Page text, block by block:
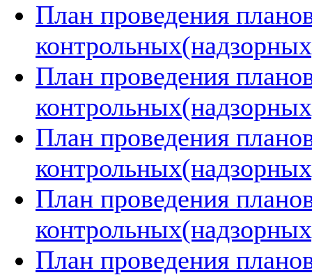
План проведения
План проведения
План проведения
План проведения
План проведения